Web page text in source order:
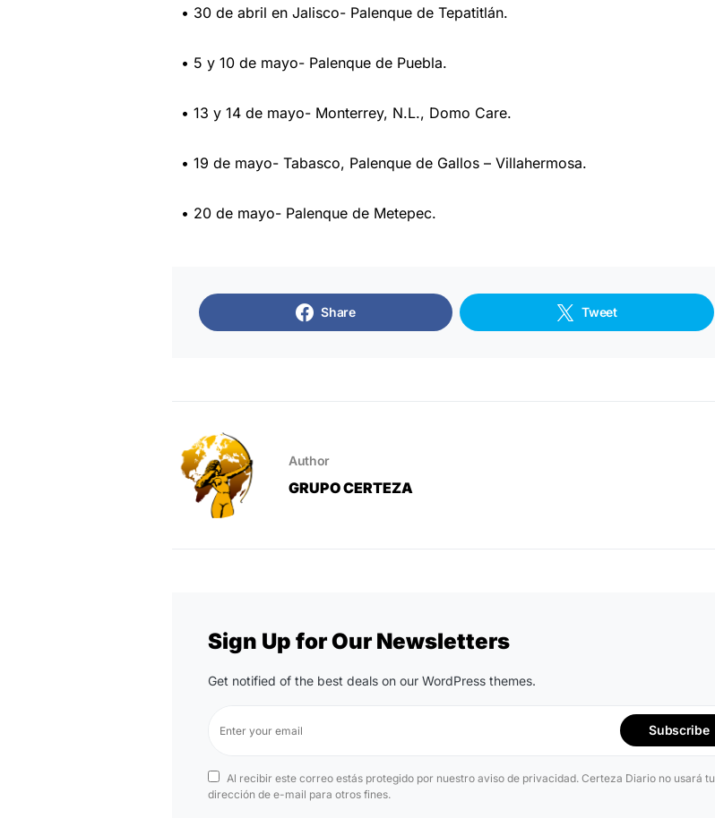
• 30 de abril en Jalisco- Palenque de Tepatitlán.
• 5 y 10 de mayo- Palenque de Puebla.
• 13 y 14 de mayo- Monterrey, N.L., Domo Care.
• 19 de mayo- Tabasco, Palenque de Gallos – Villahermosa.
• 20 de mayo- Palenque de Metepec.
Share Tweet
Author
GRUPO CERTEZA
Sign Up for Our Newsletters
Get notified of the best deals on our WordPress themes.
Subscribe
Al recibir este correo estás protegido por nuestro aviso de privacidad. Certeza Diario no usará tu
dirección de e-mail para otros fines.